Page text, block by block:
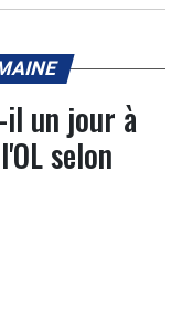
un jour à
selon